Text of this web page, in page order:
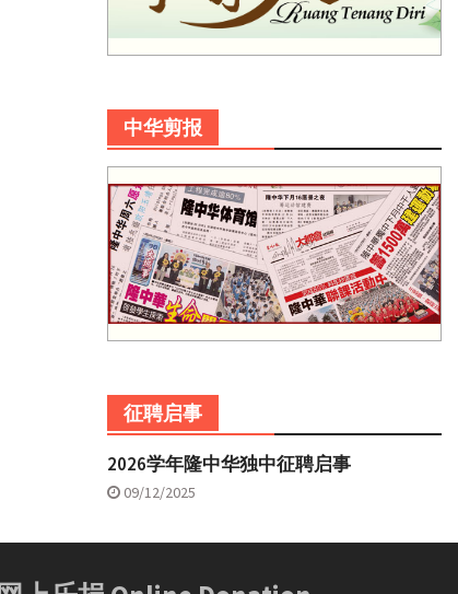
中华剪报
征聘启事
2026学年隆中华独中征聘启事
09/12/2025